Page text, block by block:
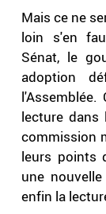
Mais ce ne
loin s'en
Sénat, le
adoption
l'Assemblée.
lecture dans
commission
leurs points
une
enfin la